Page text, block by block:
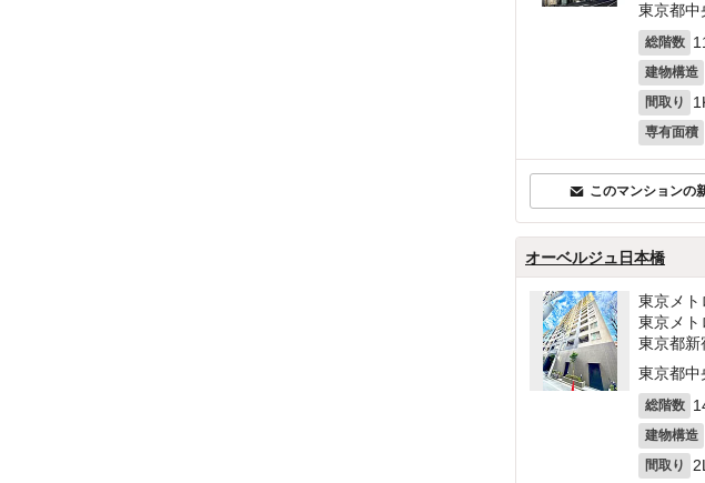
東京都中
総階数
建物構造
間取り
専有面積
このマンションの
オーベルジュ日本橋
東京メト
東京メト
東京都新
東京都中
総階数
建物構造
間取り